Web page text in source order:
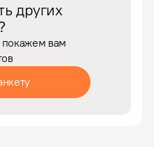
других
вам